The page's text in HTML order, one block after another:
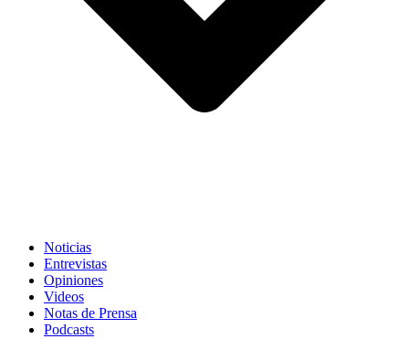
Noticias
Entrevistas
Opiniones
Videos
Notas de Prensa
Podcasts